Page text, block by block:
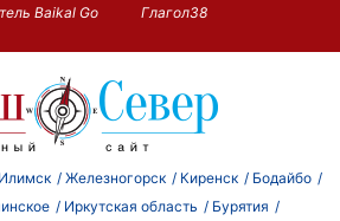
Baikal Go
Глагол38
Железногорск Киренск
Бодайбо
Иркутская область
Бурятия